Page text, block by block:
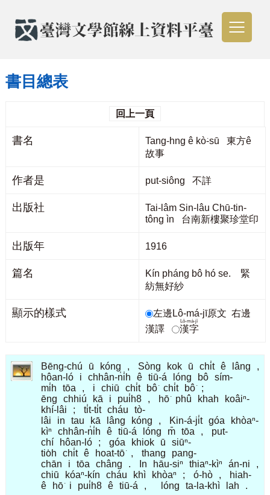
書目總表
回上一頁
書名
Tang-hng ê kò͘-sū 東方ê
故事
作者是 put-siông 不詳
出版社
Tai-lâm Sin-lâu Chū-tin-
tông ìn 台南新樓聚珍堂印
出版年 1916
篇名
Kín pháng bô hó se. 緊
紡無好紗
顯示的樣式 左邊Lô-má-jī原文 右邊
漢譯
漢字
Lô-má-jī
Bēng-chú ū kóng , Sòng kok ū chi̍t ê lâng
,
hôan-ló
i chhân-n̍i̍h ê tiū-á lóng bô sím-
mi̍h
tōa , i chiū chi̍t bô͘ chi̍t bô͘
;
ēng
chhiú kā i pui̍h8 , hō͘ phû khah
koâiⁿ-
khí-lâi
; ti̍t-ti̍t cháu
tò-
lâi
in tau kā lâng kóng , Kin-á-ji̍t góa
khòaⁿ-
kìⁿ
chhân-n̍i̍h ê tiū-á lóng m̄ tōa ,
put-
chí
hôan-ló ; góa khiok ū
siūⁿ-
tio̍h
chi̍t ê hoat-tō͘ , thang
pang-
chān
i tōa châng . In hāu-siⁿ thiaⁿ-kìⁿ án-ni
,
chiū
kóaⁿ-kín cháu khì khòaⁿ ; ó-hò ,
hiah-
ê
hō͘ i pui̍h8 ê tiū-á , lóng ta-la-khì lah .